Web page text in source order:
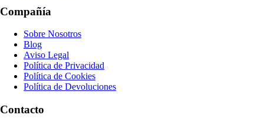
Compañía
Sobre Nosotros
Blog
Aviso Legal
Política de Privacidad
Política de Cookies
Política de Devoluciones
Contacto